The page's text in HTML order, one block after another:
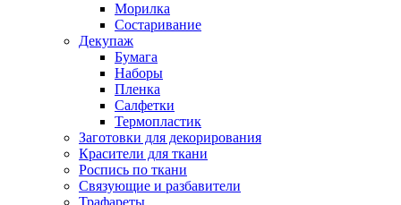
Морилка
Состаривание
Декупаж
Бумага
Наборы
Пленка
Салфетки
Термопластик
Заготовки для декорирования
Красители для ткани
Роспись по ткани
Связующие и разбавители
Трафареты